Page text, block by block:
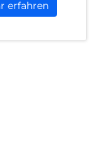
erfahren